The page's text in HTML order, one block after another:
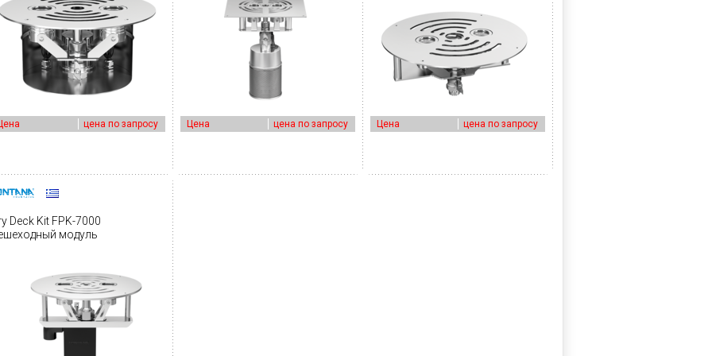
цена по запросу Цена цена по запросу Цена цена по запросу
Deck Kit FPK-7000
модуль